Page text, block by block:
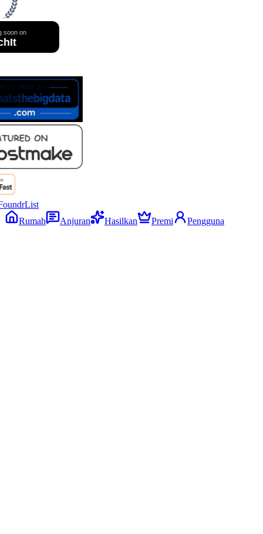
Rumah Anjuran Hasilkan Premi Pengguna